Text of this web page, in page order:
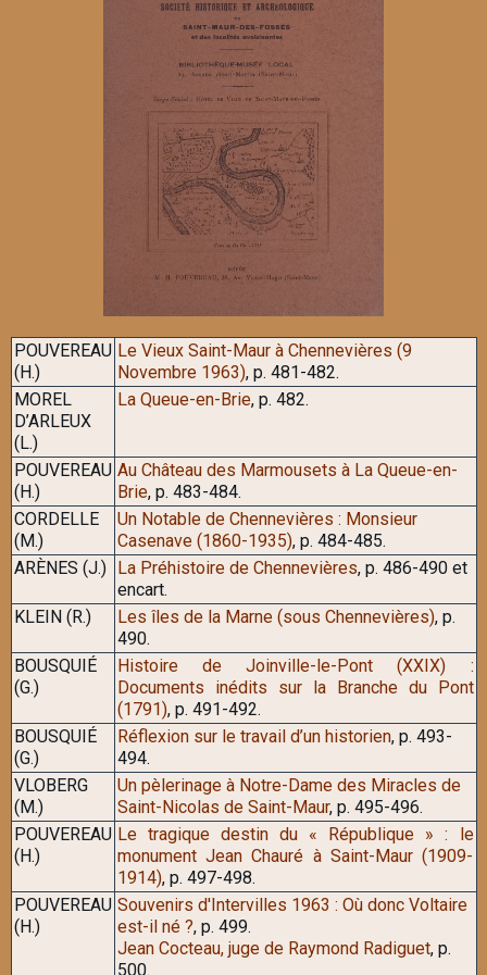
POUVEREAU
(H.)
Le Vieux Saint-Maur à Chennevières (9
Novembre 1963), p. 481-482.
MOREL
D’ARLEUX
(L.)
La Queue-en-Brie, p. 482.
POUVEREAU
(H.)
Au Château des Marmousets à La Queue-en-
Brie, p. 483-484.
CORDELLE
(M.)
Un Notable de Chennevières : Monsieur
Casenave (1860-1935), p. 484-485.
ARÈNES (J.)
La Préhistoire de Chennevières, p. 486-490 et
encart.
KLEIN (R.)
Les îles de la Marne (sous Chennevières), p.
490.
BOUSQUIÉ
(G.)
Histoire de Joinville-le-Pont (XXIX) :
Documents inédits sur la Branche du Pont
(1791), p. 491-492.
BOUSQUIÉ
(G.)
Réflexion sur le travail d’un historien, p. 493-
494.
VLOBERG
(M.)
Un pèlerinage à Notre-Dame des Miracles de
Saint-Nicolas de Saint-Maur, p. 495-496.
POUVEREAU
(H.)
Le tragique destin du « République » : le
monument Jean Chauré à Saint-Maur (1909-
1914), p. 497-498.
POUVEREAU
(H.)
Souvenirs d'Intervilles 1963 : Où donc Voltaire
est-il né ?, p. 499.
Jean Cocteau, juge de Raymond Radiguet, p.
500.